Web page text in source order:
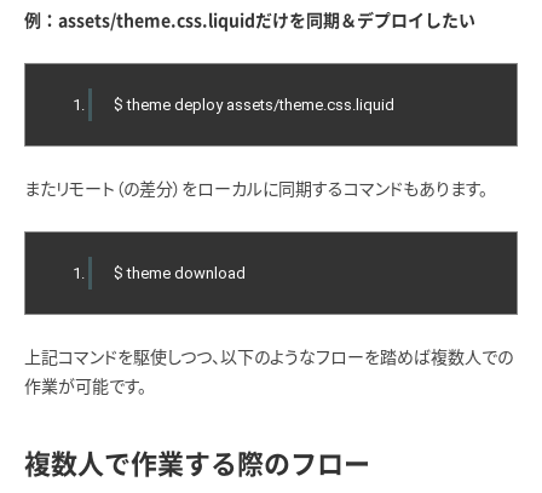
例：assets/theme.css.liquidだけを同期＆デプロイしたい
$ theme deploy assets/theme.css. liquid
またリモート（の差分）をローカルに同期するコマンドもあります。
$ theme download
上記コマンドを駆使しつつ、以下のようなフローを踏めば複数人での
作業が可能です。
複数人で作業する際のフロー